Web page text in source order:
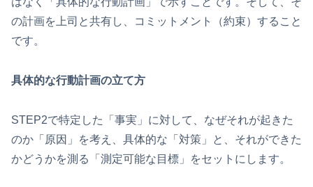
の計画を上司と共有し、コミットメント（約束）すること
です。
具体的な行動計画の立て方
STEP2で特定した「事実」に対して、なぜそれが起きた
のか「原因」を考え、具体的な「対策」と、それができた
かどうかを測る「測定可能な目標」をセットにします。